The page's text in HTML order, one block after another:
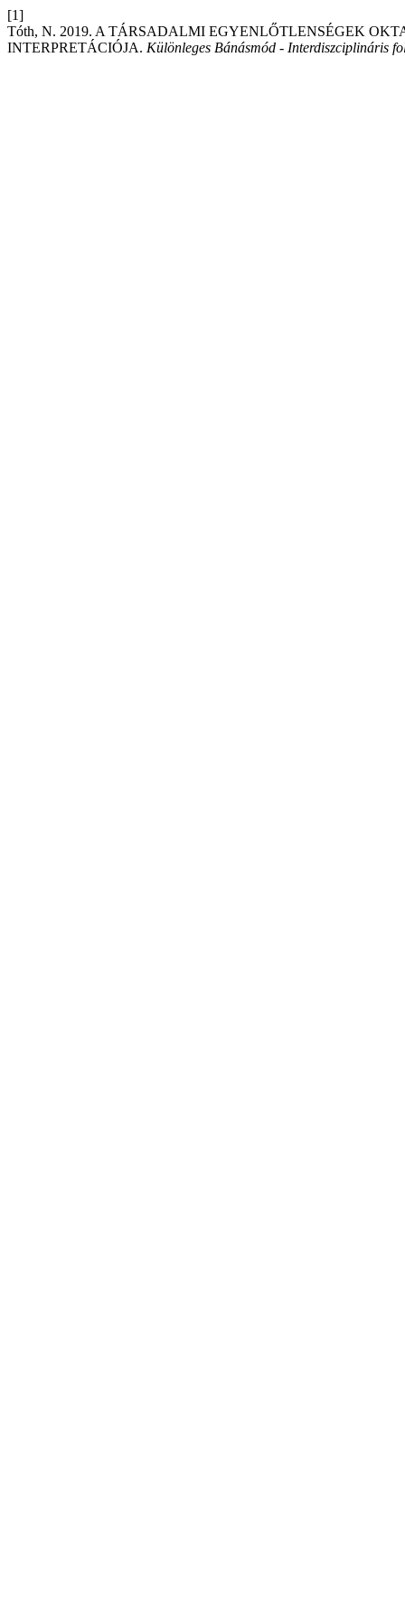
[1]
Tóth, N. 2019. A TÁRSADALMI EGYENLŐTLENSÉGEK
INTERPRETÁCIÓJA. Különleges Bánásmód - Interdiszciplináris